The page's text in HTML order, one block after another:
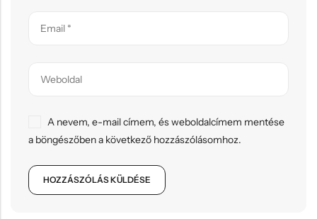
A nevem, e-mail címem, és weboldalcímem mentése
a böngészőben a következő hozzászólásomhoz.